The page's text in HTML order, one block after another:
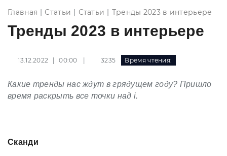
Главная Статьи Статьи Тренды 2023 в интерьере
Тренды 2023 в интерьере
13.12.2022 | 00:00 3235 Время чтения:
Какие тренды нас ждут в грядущем году? Пришло
время раскрыть все точки над i.
Сканди